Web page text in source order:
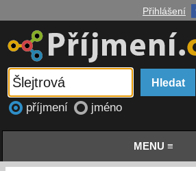
Přihlášení
příjmení jméno
MENU ≡